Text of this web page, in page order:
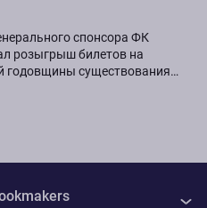
спонсора ФК
розыгрыш билетов на
годовщины существования